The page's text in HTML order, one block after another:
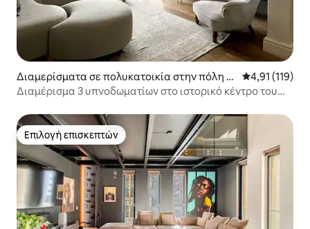
Διαμερίσματα σε πολυκατοικία στην πόλη St
ellenbosch
Μέση
4,91 (119)
Διαμέρισμα 3 υπνοδωματίων στο ιστορικό κέντρο του
Επιλογή επισκεπτών
Επιλογή επισκεπτών